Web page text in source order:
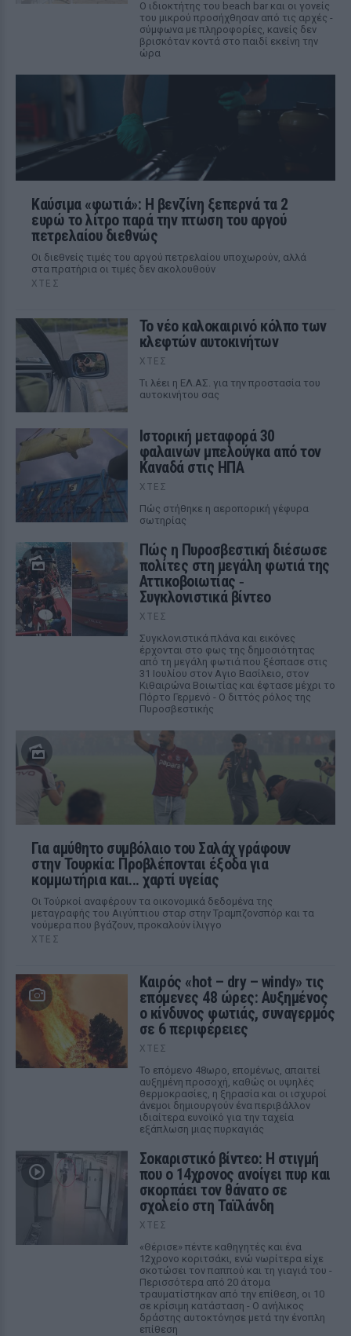
Ο ιδιοκτήτης του beach bar και οι γονείς
του μικρού προσήχθησαν από τις αρχές -
σύμφωνα με πληροφορίες, κανείς δεν
βρισκόταν κοντά στο παιδί εκείνη την
ώρα
Καύσιμα «φωτιά»: Η βενζίνη ξεπερνά τα 2
ευρώ το λίτρο παρά την πτώση του αργού
πετρελαίου διεθνώς
Οι διεθνείς τιμές του αργού πετρελαίου υποχωρούν, αλλά
στα πρατήρια οι τιμές δεν ακολουθούν
ΧΤΕΣ
Το νέο καλοκαιρινό κόλπο των
κλεφτών αυτοκινήτων
ΧΤΕΣ
Tι λέει η ΕΛ.ΑΣ. για την προστασία του
αυτοκινήτου σας
Ιστορική μεταφορά 30
φαλαινών μπελούγκα από τον
Καναδά στις ΗΠΑ
ΧΤΕΣ
Πώς στήθηκε η αεροπορική γέφυρα
σωτηρίας
Πώς η Πυροσβεστική διέσωσε
πολίτες στη μεγάλη φωτιά της
Αττικοβοιωτίας ‑
Συγκλονιστικά βίντεο
ΧΤΕΣ
Συγκλονιστικά πλάνα και εικόνες
έρχονται στο φως της δημοσιότητας
από τη μεγάλη φωτιά που ξέσπασε στις
31 Ιουλίου στον Αγιο Βασίλειο, στον
Κιθαιρώνα Βοιωτίας και έφτασε μέχρι το
Πόρτο Γερμενό - Ο διττός ρόλος της
Πυροσβεστικής
Για αμύθητο συμβόλαιο του Σαλάχ γράφουν
στην Τουρκία: Προβλέπονται έξοδα για
κομμωτήρια και... χαρτί υγείας
Οι Τούρκοί αναφέρουν τα οικονομικά δεδομένα της
μεταγραφής του Αιγύπτιου σταρ στην Τραμπζονσπόρ και τα
νούμερα που βγάζουν, προκαλούν ίλιγγο
ΧΤΕΣ
Καιρός «hot – dry – windy» τις
επόμενες 48 ώρες: Αυξημένος
ο κίνδυνος φωτιάς, συναγερμός
σε 6 περιφέρειες
ΧΤΕΣ
Το επόμενο 48ωρο, επομένως, απαιτεί
αυξημένη προσοχή, καθώς οι υψηλές
θερμοκρασίες, η ξηρασία και οι ισχυροί
άνεμοι δημιουργούν ένα περιβάλλον
ιδιαίτερα ευνοϊκό για την ταχεία
εξάπλωση μιας πυρκαγιάς
Σοκαριστικό βίντεο: Η στιγμή
που ο 14χρονος ανοίγει πυρ και
σκορπάει τον θάνατο σε
σχολείο στη Ταϊλάνδη
ΧΤΕΣ
«Θέρισε» πέντε καθηγητές και ένα
12χρονο κοριτσάκι, ενώ νωρίτερα είχε
σκοτώσει τον παππού και τη γιαγιά του -
Περισσότερα από 20 άτομα
τραυματίστηκαν από την επίθεση, οι 10
σε κρίσιμη κατάσταση - Ο ανήλικος
δράστης αυτοκτόνησε μετά την ένοπλη
επίθεση